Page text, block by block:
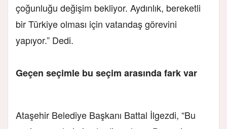
çoğunluğu değişim bekliyor. Aydınlık, bereketli
bir Türkiye olması için vatandaş görevini
yapıyor.” Dedi.
Geçen seçimle bu seçim arasında fark var
Ataşehir Belediye Başkanı Battal İlgezdi, “Bu